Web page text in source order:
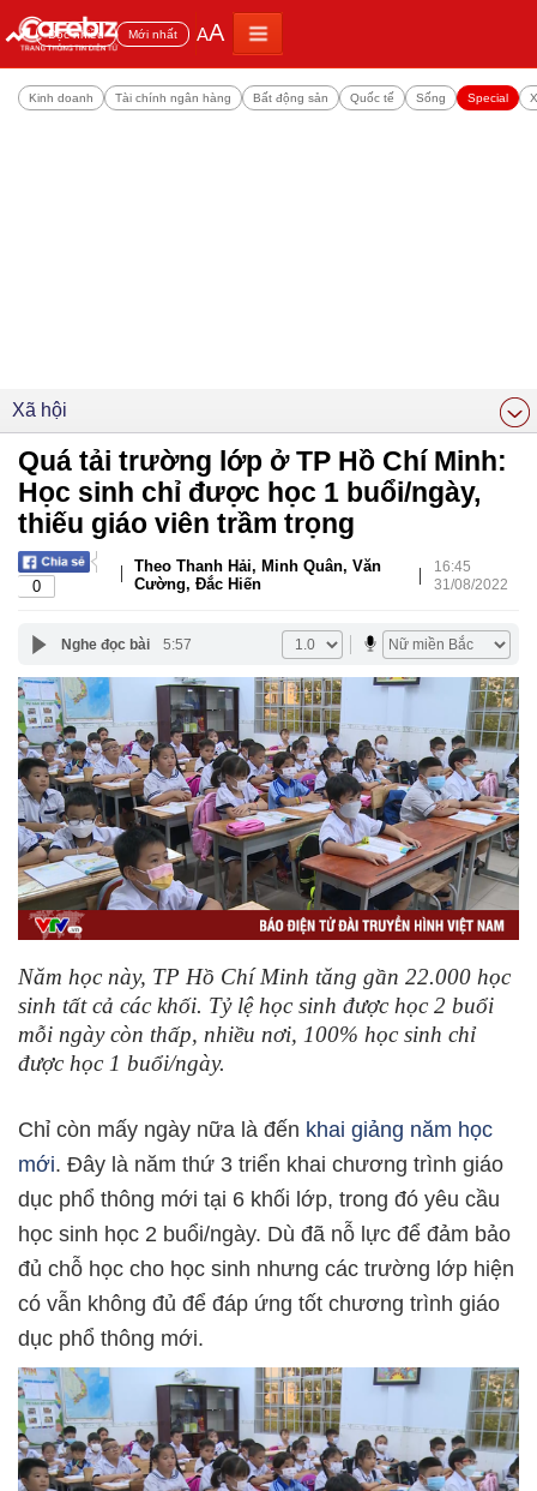
Đọc nhiều Mới nhất AA
Kinh doanh Tài chính ngân hàng Bất động sản Quốc tế Sống Special
Xã hội
Quá tải trường lớp ở TP Hồ Chí Minh:
Học sinh chỉ được học 1 buổi/ngày,
thiếu giáo viên trầm trọng
0
|
Theo Thanh Hải, Minh Quân, Văn
Cường, Đắc Hiến
|
16:45
31/08/2022
Nghe đọc bài 5:57
Năm học này, TP Hồ Chí Minh tăng gần 22.000 học
sinh tất cả các khối. Tỷ lệ học sinh được học 2 buổi
mỗi ngày còn thấp, nhiều nơi, 100% học sinh chỉ
được học 1 buổi/ngày.
Chỉ còn mấy ngày nữa là đến khai giảng năm học
mới. Đây là năm thứ 3 triển khai chương trình giáo
dục phổ thông mới tại 6 khối lớp, trong đó yêu cầu
học sinh học 2 buổi/ngày. Dù đã nỗ lực để đảm bảo
đủ chỗ học cho học sinh nhưng các trường lớp hiện
có vẫn không đủ để đáp ứng tốt chương trình giáo
dục phổ thông mới.